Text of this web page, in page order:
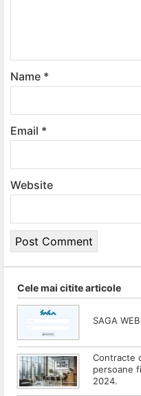
Name *
Email *
Website
Cele mai citite articole
SAGA WEB
Contracte
persoane
2024.